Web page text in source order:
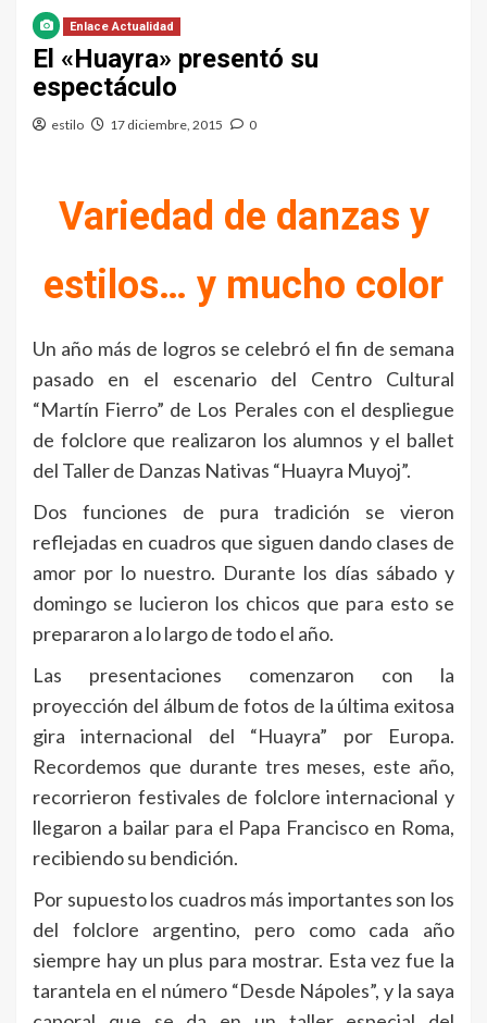
Enlace Actualidad
El «Huayra» presentó su
espectáculo
estilo 17 diciembre, 2015 0
Variedad de danzas y
estilos… y mucho color
Un año más de logros se celebró el fin de semana
pasado en el escenario del Centro Cultural
“Martín Fierro” de Los Perales con el despliegue
de folclore que realizaron los alumnos y el ballet
del Taller de Danzas Nativas “Huayra Muyoj”.
Dos funciones de pura tradición se vieron
reflejadas en cuadros que siguen dando clases de
amor por lo nuestro. Durante los días sábado y
domingo se lucieron los chicos que para esto se
prepararon a lo largo de todo el año.
Las presentaciones comenzaron con la
proyección del álbum de fotos de la última exitosa
gira internacional del “Huayra” por Europa.
Recordemos que durante tres meses, este año,
recorrieron festivales de folclore internacional y
llegaron a bailar para el Papa Francisco en Roma,
recibiendo su bendición.
Por supuesto los cuadros más importantes son los
del folclore argentino, pero como cada año
siempre hay un plus para mostrar. Esta vez fue la
tarantela en el número “Desde Nápoles”, y la saya